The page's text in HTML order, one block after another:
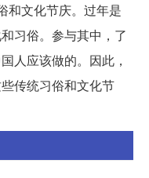
和文化节庆。过年是
习俗。参与其中，了
人应该做的。因此，
传统习俗和文化节